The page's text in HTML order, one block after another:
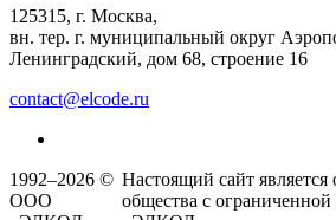
125315, г. Москва,
вн. тер. г. муниципальный округ
Ленинградский, дом 68, строение 16
contact@elcode.ru
1992–2026 ©
ООО
Настоящий сайт
общества с ограниченной